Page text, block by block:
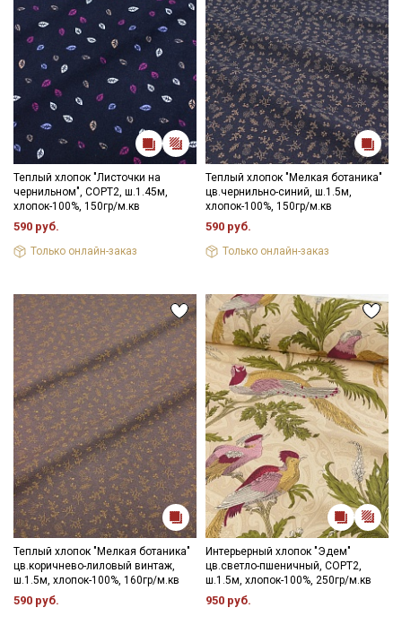
Теплый хлопок "Листочки на
чернильном", СОРТ2, ш.1.45м,
хлопок-100%, 150гр/м.кв
590 руб.
Только онлайн-заказ
Теплый хлопок "Мелкая ботаника"
цв.чернильно-синий, ш.1.5м,
хлопок-100%, 150гр/м.кв
590 руб.
Только онлайн-заказ
Теплый хлопок "Мелкая ботаника"
цв.коричнево-лиловый винтаж,
ш.1.5м, хлопок-100%, 160гр/м.кв
590 руб.
Интерьерный хлопок "Эдем"
цв.светло-пшеничный, СОРТ2,
ш.1.5м, хлопок-100%, 250гр/м.кв
950 руб.